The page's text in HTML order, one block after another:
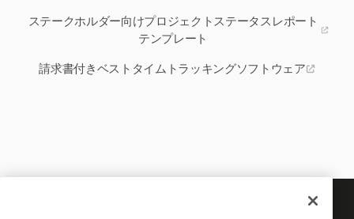
ステークホルダー向けプロジェクトステータスレポート
テンプレート
請求書付きベストタイムトラッキングソフトウェア